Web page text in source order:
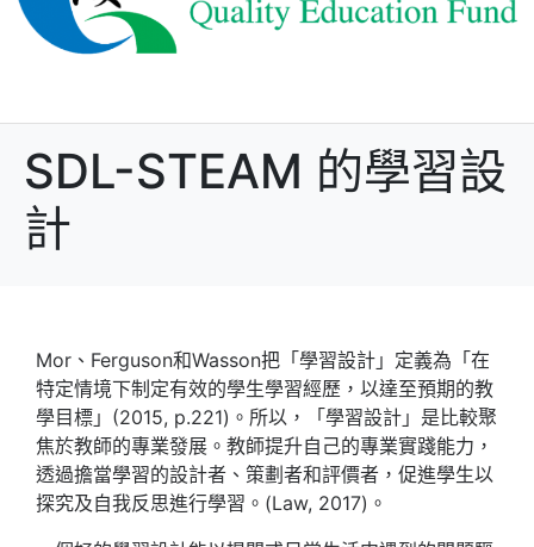
SDL-STEAM 的學習設
計
Mor、Ferguson和Wasson把「學習設計」定義為「在
特定情境下制定有效的學生學習經歷，以達至預期的教
學目標」(2015, p.221)。所以，「學習設計」是比較聚
焦於教師的專業發展。教師提升自己的專業實踐能力，
透過擔當學習的設計者、策劃者和評價者，促進學生以
探究及自我反思進行學習。(Law, 2017)。